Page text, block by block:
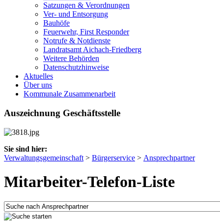
Satzungen & Verordnungen
Ver- und Entsorgung
Bauhöfe
Feuerwehr, First Responder
Notrufe & Notdienste
Landratsamt Aichach-Friedberg
Weitere Behörden
Datenschutzhinweise
Aktuelles
Über uns
Kommunale Zusammenarbeit
Auszeichnung Geschäftsstelle
Sie sind hier:
Verwaltungsgemeinschaft > Bürgerservice > Ansprechpartner
Mitarbeiter-Telefon-Liste